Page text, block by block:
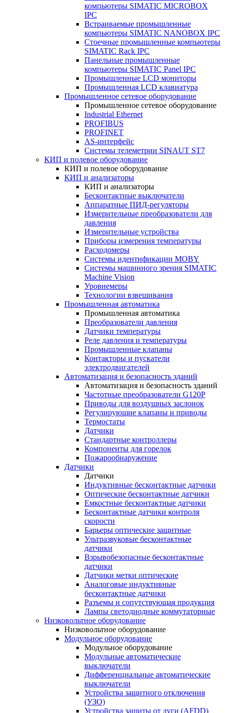
компьютеры SIMATIC MICROBOX
IPC
Встраиваемые промышленные
компьютеры SIMATIC NANOBOX IPC
Стоечные промышленные компьютеры
SIMATIC Rack IPC
Панельные промышленные
компьютеры SIMATIC Panel IPC
Промышленные LCD мониторы
Промышленная LCD клавиатура
Промышленное сетевое оборудование
Промышленное сетевое оборудование
Industrial Ethernet
PROFIBUS
PROFINET
AS-интерфейс
Системы телеметрии SINAUT ST7
КИП и полевое оборудование
КИП и полевое оборудование
КИП и анализаторы
КИП и анализаторы
Бесконтактные выключатели
Аппаратные ПИД-регуляторы
Измерительные преобразователи для
давления
Измерительные устройства
Приборы измерения температуры
Расходомеры
Системы идентификации MOBY
Системы машинного зрения SIMATIC
Machine Vision
Уровнемеры
Технологии взвешивания
Промышленная автоматика
Промышленная автоматика
Преобразователи давления
Датчики температуры
Реле давления и температуры
Промышленные клапаны
Контакторы и пускатели
электродвигателей
Автоматизация и безопасность зданий
Автоматизация и безопасность зданий
Частотные преобразователи G120P
Приводы для воздушных заслонок
Регулирующие клапаны и приводы
Термостаты
Датчики
Стандартные контроллеры
Компоненты для горелок
Пожарообнаружение
Датчики
Датчики
Индуктивные бесконтактные датчики
Оптические бесконтактные датчики
Емкостные бесконтактные датчики
Бесконтактные датчики контроля
скорости
Барьеры оптические защитные
Ультразвуковые бесконтактные
датчики
Взрывобезопасные бесконтактные
датчики
Датчики метки оптические
Аналоговые индуктивные
бесконтактные датчики
Разъемы и сопутствующая продукция
Лампы светодиодные коммутаторные
Низковольтное оборудование
Низковольтное оборудование
Модульное оборудование
Модульное оборудование
Модульные автоматические
выключатели
Дифференциальные автоматические
выключатели
Устройства защитного отключения
(УЗО)
Устройства защиты от дуги (AFDD)